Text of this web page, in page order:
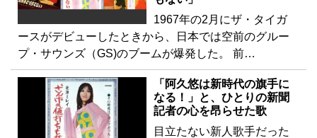
1967年の2月にザ・タイガ
ースがデビューしたときから、日本では空前のグルー
プ・サウンズ（GS)のブームが爆発した。 前…
「阿久悠は新時代の旗手に
なる！」と、ひとりの新聞
記者の心を昂らせた歌
目立たない新人歌手だった